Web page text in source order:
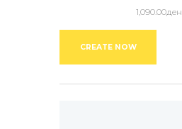
1,090.00ден
CREATE NOW